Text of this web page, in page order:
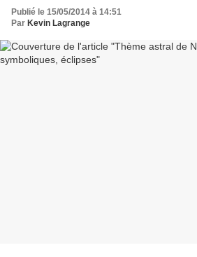
Publié le 15/05/2014 à 14:51
Par Kevin Lagrange